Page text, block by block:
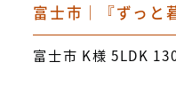
富士市｜『ずっと
富士市 K様 5LDK